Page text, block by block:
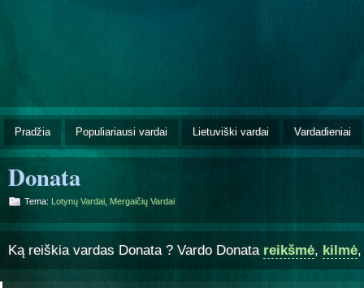
Pradžia Populiariausi vardai Lietuviški vardai Vardadieniai
Donata
Tema: Lotynų Vardai Mergaičių Vardai
Ką reiškia vardas Donata ? Vardo Donata reikšmė, kilmė